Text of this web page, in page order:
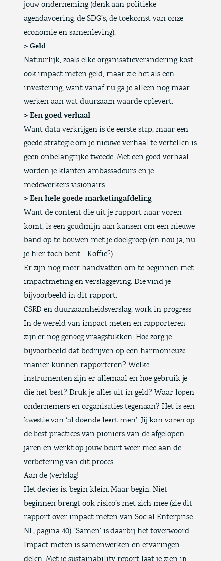
jouw onderneming (denk aan politieke
agendavoering, de SDG’s, de toekomst van onze
economie en samenleving).
> Geld
Natuurlijk, zoals elke organisatieverandering kost
ook impact meten geld, maar zie het als een
investering, want vanaf nu ga je alleen nog maar
werken aan wat duurzaam waarde oplevert.
> Een goed verhaal
Want data verkrijgen is de eerste stap, maar een
goede strategie om je nieuwe verhaal te vertellen is
geen onbelangrijke tweede. Met een goed verhaal
worden je klanten ambassadeurs en je
medewerkers visionairs.
> Een hele goede marketingafdeling
Want de content die uit je rapport naar voren
komt, is een goudmijn aan kansen om een nieuwe
band op te bouwen met je doelgroep (en nou ja, nu
je hier toch bent… Koffie?)
Er zijn nog meer handvatten om te beginnen met
impactmeting en verslaggeving. Die vind je
bijvoorbeeld in dit rapport
CSRD en duurzaamheidsverslag: work in progress
In de wereld van impact meten en rapporteren
zijn er nog genoeg vraagstukken. Hoe zorg je
bijvoorbeeld dat bedrijven op een harmonieuze
manier kunnen rapporteren? Welke
instrumenten zijn er allemaal en hoe gebruik je
die het best? Druk je alles uit in geld? Waar lopen
ondernemers en organisaties tegenaan? Het is een
kwestie van ‘al doende leert men’. Jij kan varen op
de best practices van pioniers van de afgelopen
jaren en werkt op jouw beurt weer mee aan de
verbetering van dit proces.
Aan de (ver)slag!
Het devies is: begin klein. Maar begin. Niet
beginnen brengt ook risico’s met zich mee (zie dit
rapport over impact meten van Social Enterprise
NL , pagina 40). ‘Samen’ is daarbij het toverwoord.
Impact meten is samenwerken en ervaringen
delen. Met je sustainability report laat je zien in